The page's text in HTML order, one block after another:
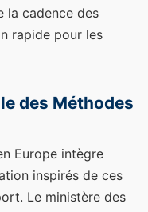
la cadence des
rapide pour les
des Méthodes
Europe intègre
inspirés de ces
Le ministère des